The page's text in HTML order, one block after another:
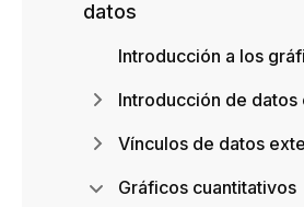
datos
Introducción a los
Introducción de datos
Vínculos de datos
Gráficos cuantitativos